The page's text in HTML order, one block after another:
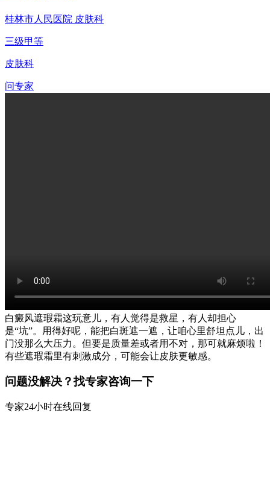
桂林市人民医院 皮肤科
三级甲等
皮肤科
问专家
白癜风遮瑕霜这玩意儿，有人觉得是救星，有人却担心
是“坑”。用得好呢，能把白斑遮一遮，让咱心里舒坦点儿，出
门没那么大压力。但要是质量差或者用不对，那可就麻烦啦！
有些遮瑕霜里有刺激成分，可能会让皮肤更敏感。
问题没解决？找专家咨询一下
专家24小时在线回复